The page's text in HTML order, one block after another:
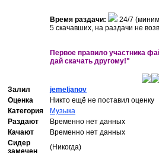
Время раздачи:
24/7
5 скачавших, на раздачи не
Первое правило участника
дай скачать другому!"
Залил
jemeljanov
Оценка
Никто ещё не поставил оценку
Категория
Музыка
Раздают
Временно нет данных
Качают
Временно нет данных
Сидер
замечен
(Никогда)